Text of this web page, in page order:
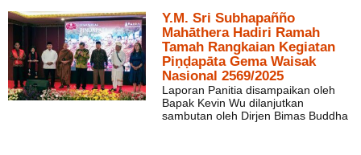
Y.M. Sri Subhapañño
Mahāthera Hadiri Ramah
Tamah Rangkaian Kegiatan
Piṇḍapāta Gema Waisak
Nasional 2569/2025
Laporan Panitia disampaikan oleh
Bapak Kevin Wu dilanjutkan
sambutan oleh Dirjen Bimas Buddha